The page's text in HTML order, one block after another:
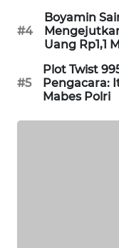
#4
Boyamin
Uang Rp1,1
#5
Plot Twist
Pengacara:
Mabes Polri
DESA
WISATA
LAPAK
WAHANA
Wahana